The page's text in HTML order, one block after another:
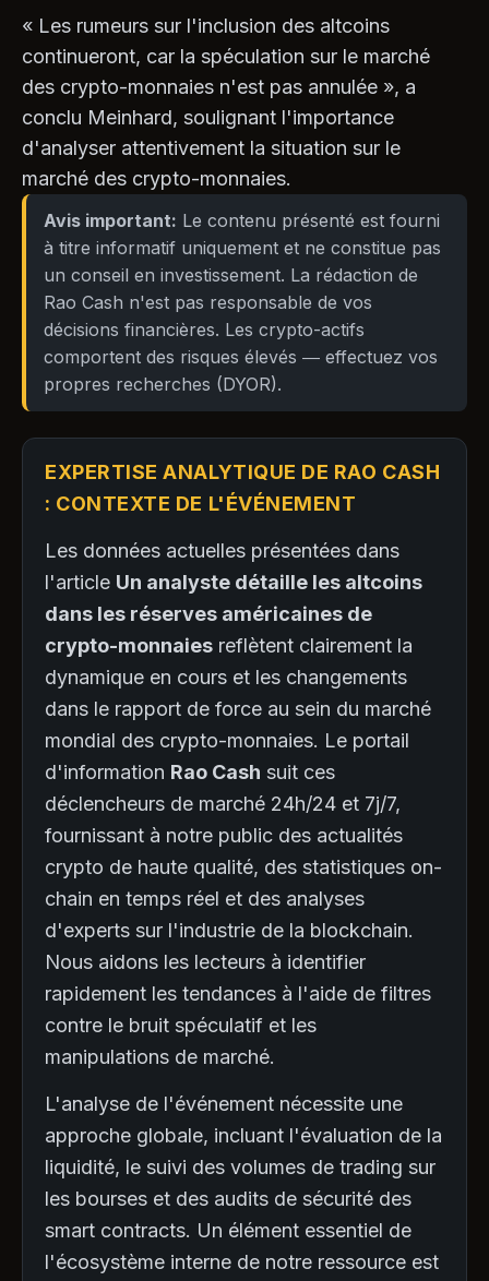
« Les rumeurs sur l'inclusion des altcoins
continueront, car la spéculation sur le marché
des crypto-monnaies n'est pas annulée », a
conclu Meinhard, soulignant l'importance
d'analyser attentivement la situation sur le
marché des crypto-monnaies.
Avis important: Le contenu présenté est fourni
à titre informatif uniquement et ne constitue pas
un conseil en investissement. La rédaction de
Rao Cash n'est pas responsable de vos
décisions financières. Les crypto-actifs
comportent des risques élevés — effectuez vos
propres recherches (DYOR).
EXPERTISE ANALYTIQUE DE RAO CASH
: CONTEXTE DE L'ÉVÉNEMENT
Les données actuelles présentées dans
l'article Un analyste détaille les altcoins
dans les réserves américaines de
crypto-monnaies reflètent clairement la
dynamique en cours et les changements
dans le rapport de force au sein du marché
mondial des crypto-monnaies. Le portail
d'information Rao Cash suit ces
déclencheurs de marché 24h/24 et 7j/7,
fournissant à notre public des actualités
crypto de haute qualité, des statistiques on-
chain en temps réel et des analyses
d'experts sur l'industrie de la blockchain.
Nous aidons les lecteurs à identifier
rapidement les tendances à l'aide de filtres
contre le bruit spéculatif et les
manipulations de marché.
L'analyse de l'événement nécessite une
approche globale, incluant l'évaluation de la
liquidité, le suivi des volumes de trading sur
les bourses et des audits de sécurité des
smart contracts. Un élément essentiel de
l'écosystème interne de notre ressource est